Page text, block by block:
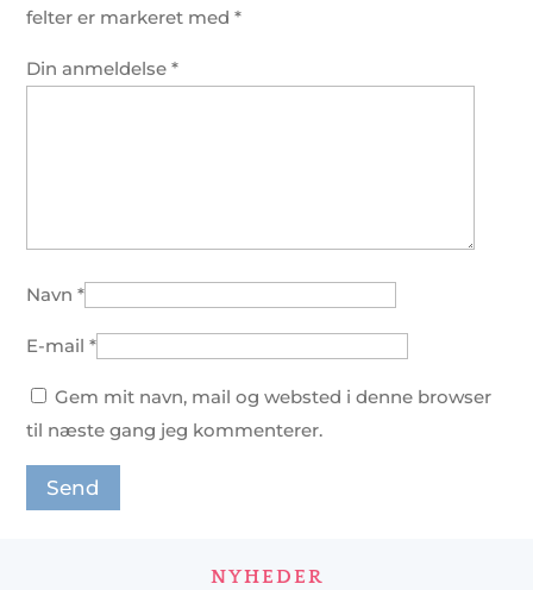
felter er markeret med*
Din anmeldelse*
Navn*
E-mail*
Gem mit navn, mail og websted i denne browser
til næste gang jeg kommenterer.
NYHEDER